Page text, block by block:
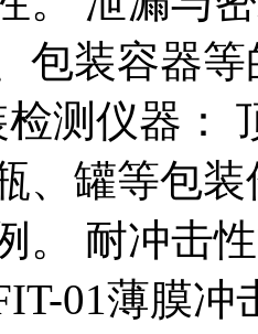
包装容器
测仪器：
、罐等包
。 耐冲击
01薄膜